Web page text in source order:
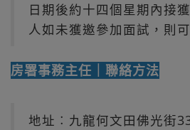
日期後約十四個星期內接
人如未獲邀參加面試，則
房署事務主任｜聯絡方法
地址︰九龍何文田佛光街